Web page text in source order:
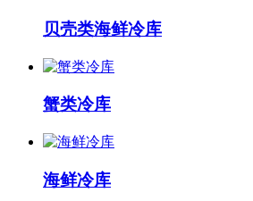
贝壳类海鲜冷库
蟹类冷库
海鲜冷库